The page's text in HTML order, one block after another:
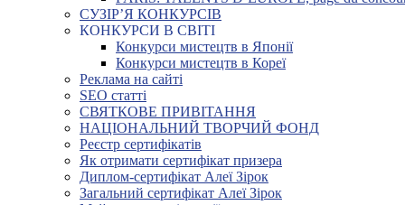
СУЗІР’Я КОНКУРСІВ
КОНКУРСИ В СВІТІ
Конкурси мистецтв в Японії
Конкурси мистецтв в Кореї
Реклама на сайті
SEO статті
СВЯТКОВЕ ПРИВІТАННЯ
НАЦІОНАЛЬНИЙ ТВОРЧИЙ ФОНД
Реєстр сертифікатів
Як отримати сертифікат призера
Диплом-сертифікат Алеї Зірок
Загальний сертифікат Алеї Зірок